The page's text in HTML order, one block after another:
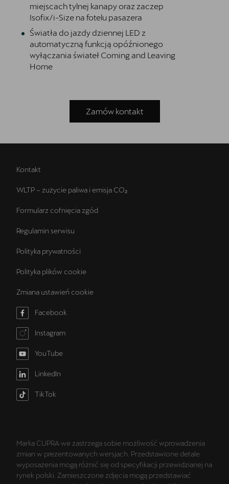
miejscach tylnej kanapy oraz zaczep
Isofix/i-Size na fotelu pasazera
Światła do jazdy dziennej LED z
automatyczną funkcją opóźnionego
wyłączania świateł Coming and Leaving
Home
Zamów kontakt
Kontakt
WLTP – zużycie paliwa i emisja CO₂
Formularz cofnięcia zgód
Regulamin serwisu
Polityka prywatności
Polityka plików cookie
Zmiana ustawień cookie
Facebook
Instagram
YouTube
LinkedIn
TikTok
Marka CUPRA we zastrzega sobie możliwość wprowadzenia
zmian w prezentowanych wersjach. Przedstawione detale
wyposażenia mogą różnić się od specyfikacji przewidzianej na
rynek polski. Zamieszczone zdjęcia mogą przedstawiać